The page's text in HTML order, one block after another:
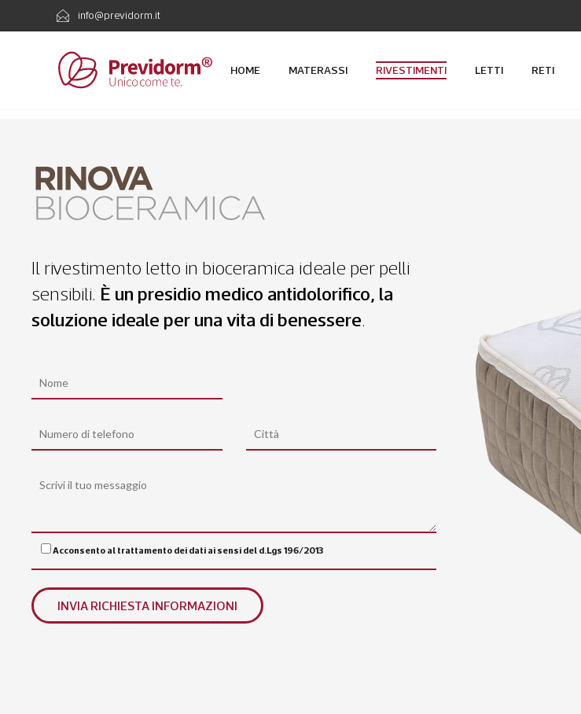
info@previdorm.it
HOME MATERASSI RIVESTIMENTI LETTI RETI
Il rivestimento letto in bioceramica ideale per pelli
sensibili. È un presidio medico antidolorifico, la
soluzione ideale per una vita di benessere.
Acconsento al trattamento dei dati ai sensi del d.Lgs 196/2013